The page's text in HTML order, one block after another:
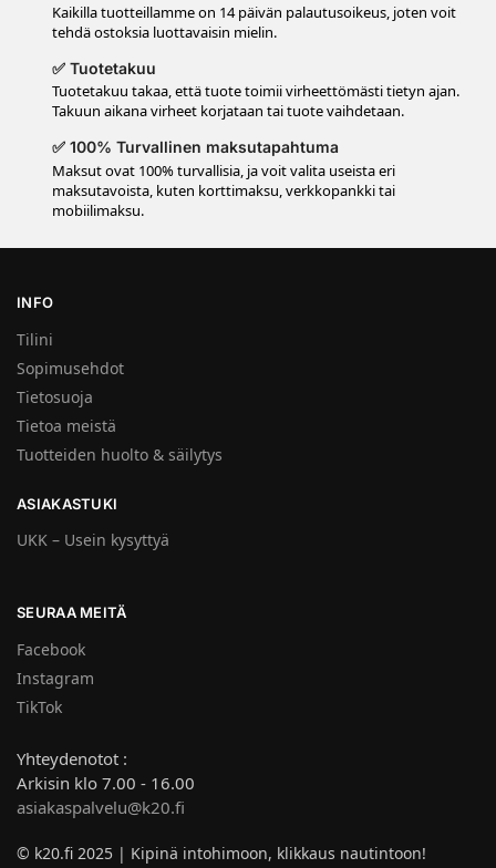
Kaikilla tuotteillamme on 14 päivän palautusoikeus, joten voit
tehdä ostoksia luottavaisin mielin.
✅ Tuotetakuu
Tuotetakuu takaa, että tuote toimii virheettömästi tietyn ajan.
Takuun aikana virheet korjataan tai tuote vaihdetaan.
✅ 100% Turvallinen maksutapahtuma
Maksut ovat 100% turvallisia, ja voit valita useista eri
maksutavoista, kuten korttimaksu, verkkopankki tai
mobiilimaksu.
INFO
Tilini
Sopimusehdot
Tietosuoja
Tietoa meistä
Tuotteiden huolto & säilytys
ASIAKASTUKI
UKK – Usein kysyttyä
SEURAA MEITÄ
Facebook
Instagram
TikTok
Yhteydenotot :
Arkisin klo 7.00 - 16.00
asiakaspalvelu@k20.fi
© k20.fi 2025 | Kipinä intohimoon, klikkaus nautintoon!